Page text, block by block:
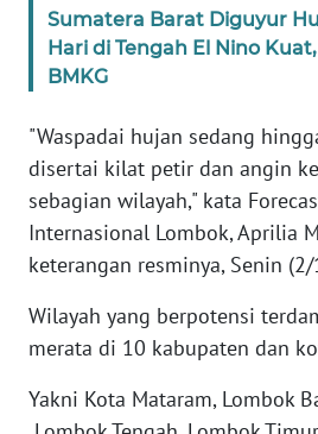
Sumatera Barat Diguyur
Hari di Tengah El Nino
BMKG
"Waspadai hujan sedang
disertai kilat petir dan angin
sebagian wilayah," kata
Internasional Lombok, Aprilia
keterangan resminya, Senin
Wilayah yang berpotensi
merata di 10 kabupaten dan
Yakni Kota Mataram, Lombok
KAMI
INFO
TENTANG
KAMI
MEDIA
KARIR